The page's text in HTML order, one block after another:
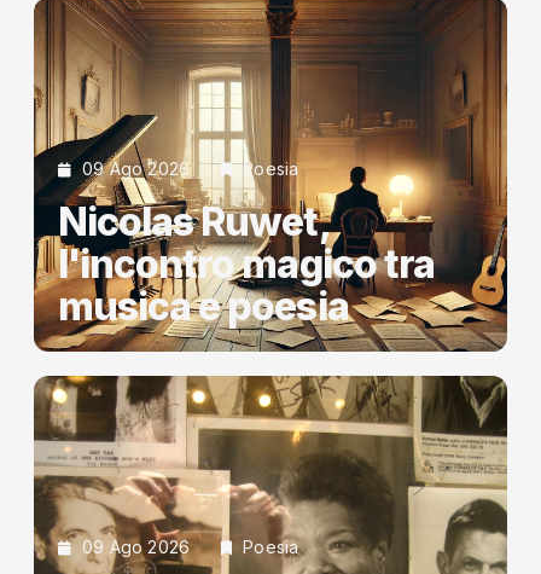
09 Ago 2026 Poesia
Nicolas Ruwet,
l'incontro magico tra
musica e poesia
09 Ago 2026 Poesia